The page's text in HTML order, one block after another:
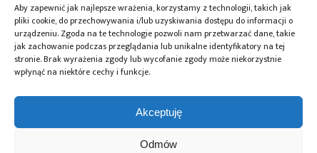
Aby zapewnić jak najlepsze wrażenia, korzystamy z technologii, takich jak
pliki cookie, do przechowywania i/lub uzyskiwania dostępu do informacji o
urządzeniu. Zgoda na te technologie pozwoli nam przetwarzać dane, takie
jak zachowanie podczas przeglądania lub unikalne identyfikatory na tej
stronie. Brak wyrażenia zgody lub wycofanie zgody może niekorzystnie
wpłynąć na niektóre cechy i funkcje.
Akceptuję
Odmów
Łukasiewicz IMiF
zbuduje nowoczesną
linię pilotażową
półprzewodników
za 50 mln EUR
Infineon
wprowadza
mikrokontrolery
RISC-V
przeznaczone
motoryzacyjnej
Łukasiewicz-ITR,
Łukasiewicz-IMiF
infrastrukturę badawczo
poprawienia